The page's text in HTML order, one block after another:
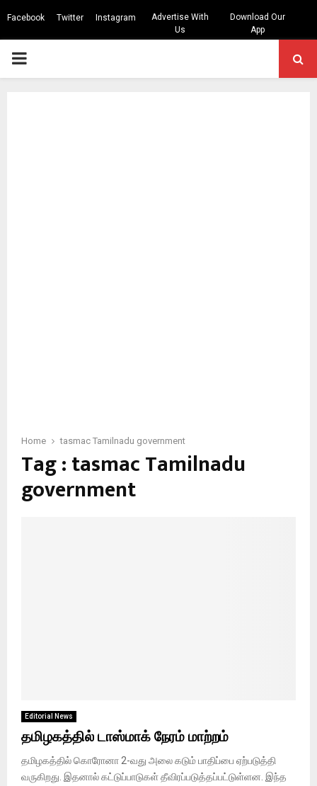
Facebook Twitter Instagram
Advertise With
Us
Download Our
App
PRIMARY
Home tasmac Tamilnadu government
Tag : tasmac Tamilnadu
government
Editorial News
தமிழகத்தில் டாஸ்மாக் நேரம் மாற்றம்
தமிழகத்தில் கொரோனா 2-வது அலை கடும் பாதிப்பை ஏற்படுத்தி
வருகிறது. இதனால் கட்டுப்பாடுகள் தீவிரப்படுத்தப்பட்டுள்ளன. இந்த